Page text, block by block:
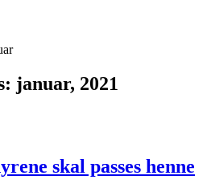
januar, 2021
skal passes henne